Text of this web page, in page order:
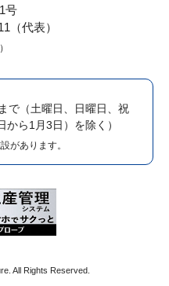
号
（代表）
で （土曜日、日曜日、祝
ら1月3日）を除く）
があります。
All Rights Reserved.